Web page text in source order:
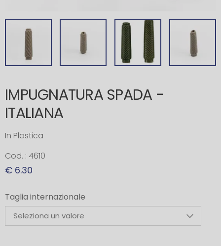
IMPUGNATURA SPADA -
ITALIANA
In Plastica
Cod. : 4610
€ 6.30
Taglia internazionale